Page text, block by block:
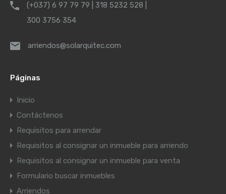
(+037) 6 97 79 79 | 318 5232 528 |
300 3756 354
arriendos@solarquitec.com
Páginas
Inicio
Contáctenos
Requisitos para arrendar
Requisitos al consignar un inmueble para arriendo
Requisitos al consignar un inmueble para venta
Formulario buscar inmuebles
Arriendos